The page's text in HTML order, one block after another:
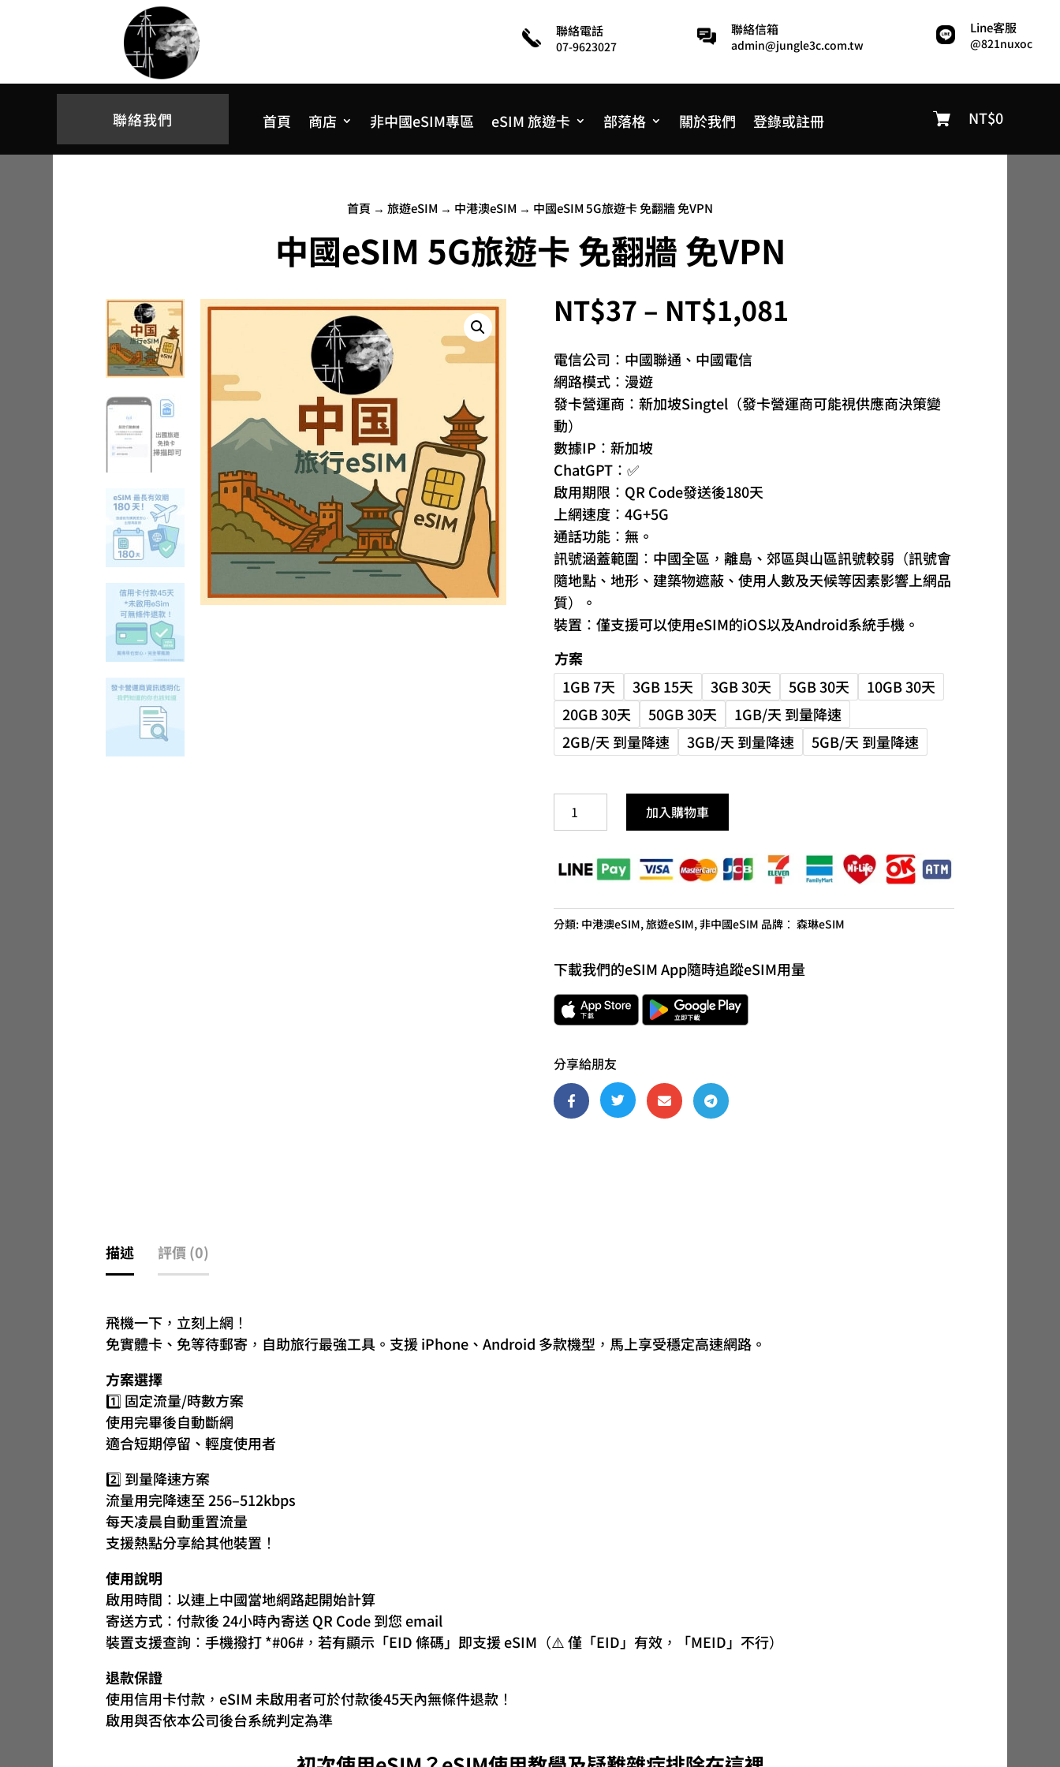
聯絡電話
07-9623027
聯絡信箱
admin@jungle3c.com.tw
Line客服
@821nuxoc
聯絡我們 首頁 商店 非中國eSIM專區 eSIM 旅遊卡 部落格 關於我們 登錄或註冊 NT$0
首頁 → 旅遊eSIM → 中港澳eSIM → 中國eSIM 5G旅遊卡 免翻牆 免VPN
中國eSIM 5G旅遊卡 免翻牆 免VPN
NT$37 – NT$1,081
NT$37
到
電信公司：中國聯通、中國電信
網路模式：漫遊
發卡營運商：新加坡Singtel（發卡營運商可能視供應商決策變
動）
數據IP：新加坡
ChatGPT：✅
啟用期限：QR Code發送後180天
上網速度：4G+5G
通話功能：無。
訊號涵蓋範圍：中國全區，離島、郊區與山區訊號較弱（訊號會
隨地點、地形、建築物遮蔽、使用人數及天候等因素影響上網品
質）。
裝置：僅支援可以使用eSIM的iOS以及Android系統手機。
方案
1GB 7天
3GB 15天 3GB 30天 5GB 30天
10GB 30天
20GB 30天
50GB 30天
1GB/天 到量降速
2GB/天 到量降速
3GB/天 到量降速 5GB/天 到量降速
5G
遊
卡
翻
牆
免
數
量
加入購物車
分類: 中港澳eSIM,旅遊eSIM,非中國eSIM 品牌： 森琳eSIM
下載我們的eSIM App隨時追蹤eSIM用量
分享給朋友
   
描述 評價 (0)
飛機一下，立刻上網！
免實體卡、免等待郵寄，自助旅行最強工具。支援 iPhone、Android 多款機型，馬上享受穩定高速網路。
方案選擇
1️⃣ 固定流量/時數方案
使用完畢後自動斷網
適合短期停留、輕度使用者
2️⃣ 到量降速方案
流量用完降速至 256–512kbps
每天凌晨自動重置流量
支援熱點分享給其他裝置！
使用說明
啟用時間：以連上中國當地網路起開始計算
寄送方式：付款後 24小時內寄送 QR Code 到您 email
裝置支援查詢：手機撥打 *#06#，若有顯示「EID 條碼」即支援 eSIM（⚠️ 僅「EID」有效，「MEID」不行）
退款保證
使用信用卡付款，eSIM 未啟用者可於付款後45天內無條件退款！
啟用與否依本公司後台系統判定為準